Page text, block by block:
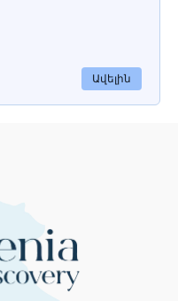
եք օգտվել
Ավելին